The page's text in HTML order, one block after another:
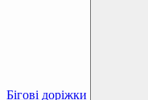
Бігові доріжки